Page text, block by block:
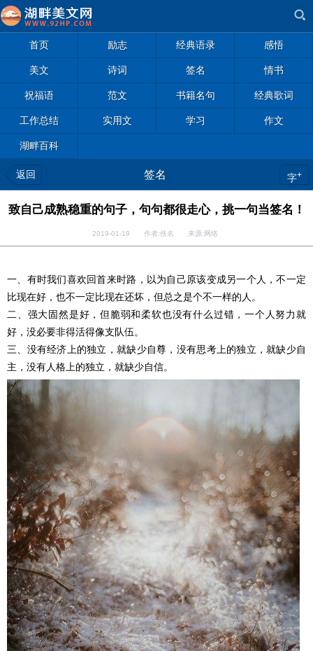
首页 励志 经典语录 感悟
美文 诗词 签名 情书
祝福语 范文 书籍名句 经典歌词
工作总结 实用文 学习 作文
湖畔百科
返回 签名 字+
致自己成熟稳重的句子，句句都很走心，挑一句当签名！
2019-01-19 作者:佚名 来源:网络
一、有时我们喜欢回首来时路，以为自己原该变成另一个人，不一定
比现在好，也不一定比现在还坏，但总之是个不一样的人。
二、强大固然是好，但脆弱和柔软也没有什么过错，一个人努力就
好，没必要非得活得像支队伍。
三、没有经济上的独立，就缺少自尊，没有思考上的独立，就缺少自
主，没有人格上的独立，就缺少自信。